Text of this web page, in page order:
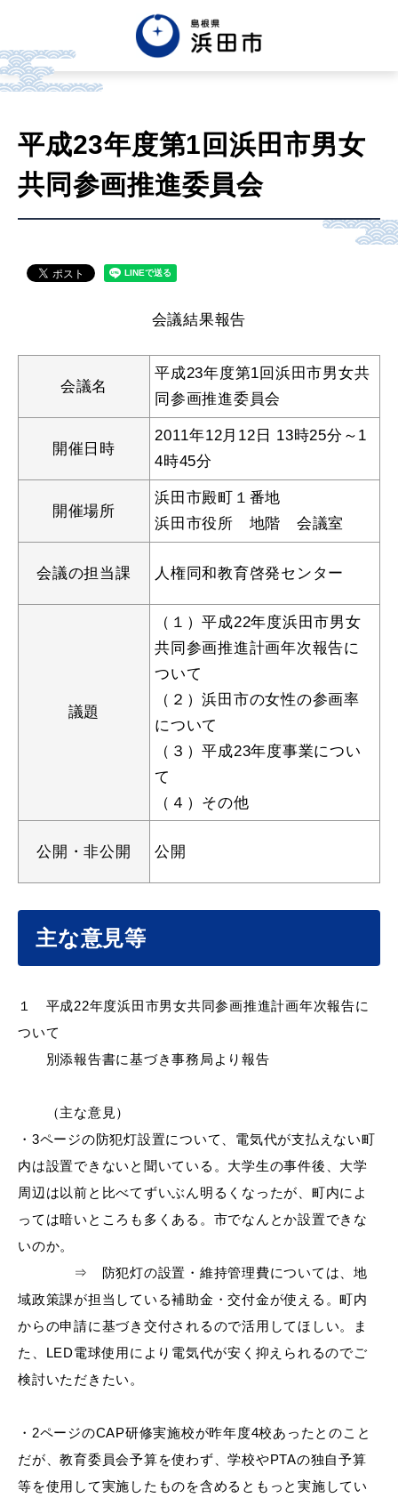
한글 Tiếng việt Tagalog
市政情報
くらし・手続き・
産業・ビジネス
教育・文化・スポーツ
移住・定住（はまだぐらし）
場面から探す
教育 出会い・結婚
目的から探す
届出・証明
ごみ・リサイクル
各種相談窓口 入札
平成23年度第1回浜田市男女
共同参画推進委員会
会議結果報告
会議名
平成23年度第1回浜田市男女共
同参画推進委員会
開催日時
2011年12月12日 13時25分～1
4時45分
開催場所
浜田市殿町１番地
浜田市役所 地階 会議室
会議の担当課 人権同和教育啓発センター
議題
（１）平成22年度浜田市男女
共同参画推進計画年次報告に
ついて
（２）浜田市の女性の参画率
について
（３）平成23年度事業につい
て
（４）その他
公開・非公開 公開
主な意見等
１ 平成22年度浜田市男女共同参画推進計画年次報告に
ついて
別添報告書に基づき事務局より報告
（主な意見）
・ 3ページの防犯灯設置について、電気代が支払えない町
内は設置できないと聞いている。大学生の事件後、大学
周辺は以前と比べてずいぶん明るくなったが、町内によ
っては暗いところも多くある。市でなんとか設置できな
いのか。
⇒ 防犯灯の設置・維持管理費については、地
域政策課が担当している補助金・交付金が使える。町内
からの申請に基づき交付されるので活用してほしい。ま
た、 LED電球使用により電気代が安く抑えられるのでご
検討いただきたい。
・ 2ページのCAP研修実施校が昨年度4校あったとのこと
だが、教育委員会予算を使わず、学校やPTAの独自予算
等を使用して実施したものを含めるともっと実施 してい